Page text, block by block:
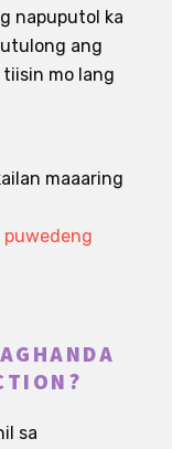
napuputol ka
ang
mo lang
maaaring
sa